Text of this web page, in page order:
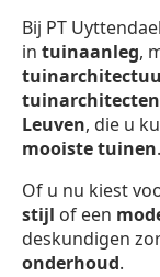
Bij PT
in tuinaanleg,
tuinarchitecten
Leuven, die u
mooiste tuinen.
Of u nu kiest
stijl of een
deskundigen
onderhoud.